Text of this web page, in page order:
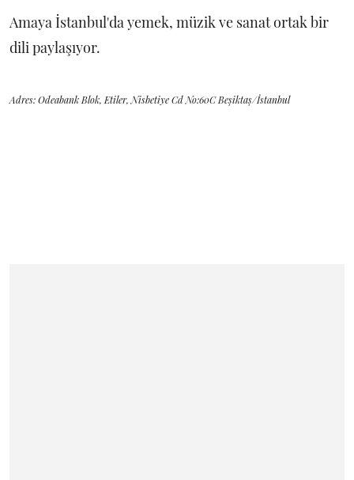
Amaya İstanbul'da yemek, müzik ve sanat ortak bir
dili paylaşıyor.
Adres: Odeabank Blok, Etiler, Nisbetiye Cd No:60C Beşiktaş/İstanbul